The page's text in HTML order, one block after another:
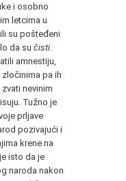
i osobno
letcima u
su pošteđeni
da su čisti
amnestiju,
pa ih
nevinim
Tužno je
prljave
pozivajući i
krene na
isto da je
naroda nakon